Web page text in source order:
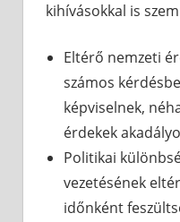
kihívásokkal is
Eltérő nemzeti
számos
képviselnek,
érdekek
Politikai
vezetésének
időnként